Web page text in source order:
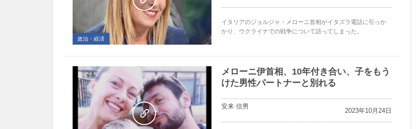
政治・経済
イタリアのジョルジャ・メローニ首相がイタズラ電話に引っか
かり、ウクライナでの戦争について語ってしまった。
メローニ伊首相、10年付き合い、子をもう
けた男性パートナーと別れる
安来 信男
2023年10月24日